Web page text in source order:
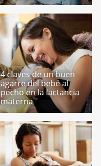
4 claves de un buen
agarre del bebé al
pecho en la lactancia
materna